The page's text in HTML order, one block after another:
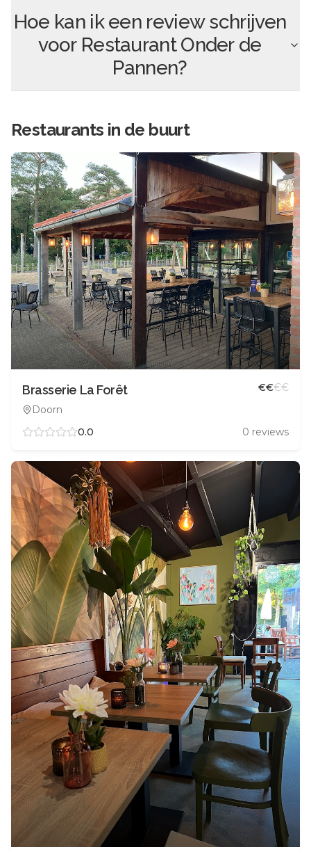
Hoe kan ik een review schrijven
voor Restaurant Onder de
Pannen?
Restaurants in de buurt
Brasserie La Forêt
Doorn
€€€€
0.0 0 reviews